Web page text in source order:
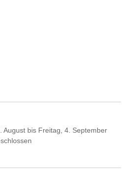
August bis Freitag, 4. September